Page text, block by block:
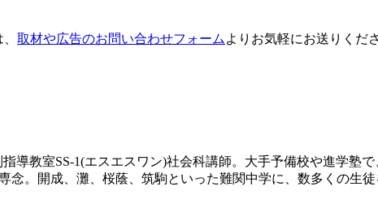
取材や広告のお問い合わせフォーム よりお気軽にお送りくだ
導教室SS-1(エスエスワン)社会科講師。大手予備校や進学塾
。開成、灘、桜蔭、筑駒といった難関中学に、数多くの生徒